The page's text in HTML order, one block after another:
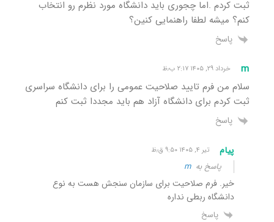
ثبت کردم .اما چجوری باید دانشگاه مورد نظرم رو انتخاب
کنم؟ میشه لطفا راهنمایی کنین؟
پاسخ
m خرداد ۲۹, ۱۴۰۵ ۲:۱۷ ب٫ظ
سلام من فرم تایید صلاحیت عمومی را برای دانشگاه سراسری
ثبت کردم برای دانشگاه آزاد هم باید مجددا ثبت کنم
پاسخ
پیام تیر ۴, ۱۴۰۵ ۹:۵۰ ق٫ظ
پاسخ بهm
خیر. فرم صلاحیت برای سازمان سنجش هست به نوع
دانشگاه ربطی نداره
پاسخ